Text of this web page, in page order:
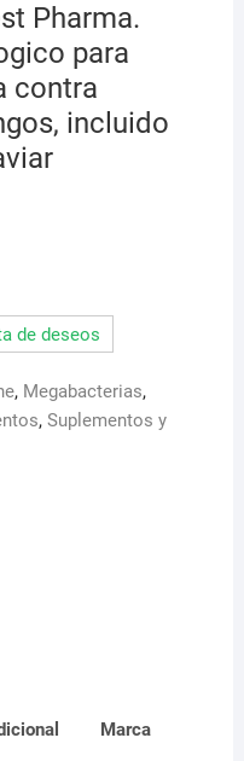
Pharma.
para
contra
incluido
de deseos
, Megabacterias,
, Suplementos y
Marca